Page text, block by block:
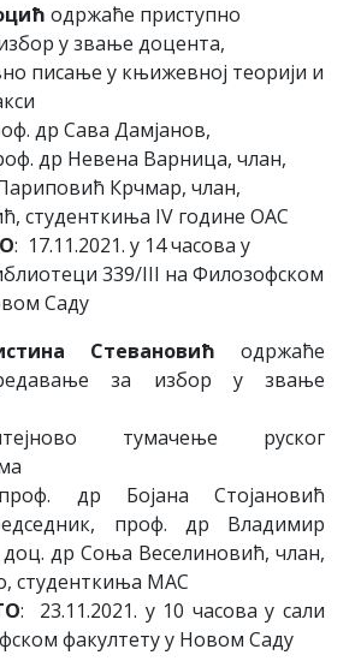
одржаће приступно
у звање доцента,
писање у књижевној теорији и
др Сава Дамјанов,
др Невена Варница, члан,
Крчмар, члан,
студенткиња IV године ОАС
: 17.11.2021. у 14 часова у
339/III на Филозофском
Саду
Стевановић
одржаће
за избор у звање
тумачење руског
проф. др Бојана Стојановић
проф. др Владимир
доц. др Соња Веселиновић, члан,
студенткиња МАС
: 23.11.2021. у 10 часова у сали
факултету у Новом Саду